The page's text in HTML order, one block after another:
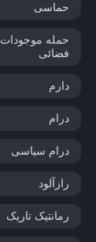
حماسی
حمله موجودات
فضائی
دارم
درام
درام سیاسی
رازآلود
رمانتیک تاریک